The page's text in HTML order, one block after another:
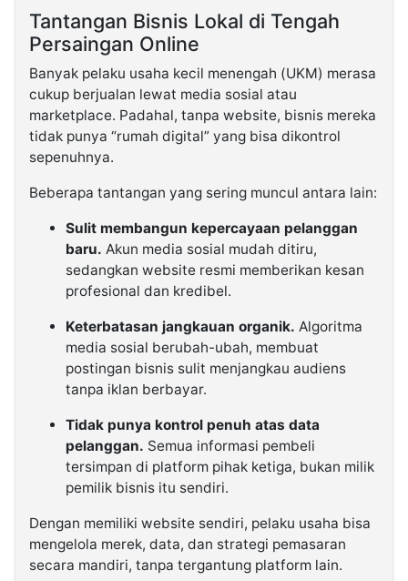
Tantangan Bisnis Lokal di Tengah
Persaingan Online
Banyak pelaku usaha kecil menengah (UKM) merasa
cukup berjualan lewat media sosial atau
marketplace. Padahal, tanpa website, bisnis mereka
tidak punya “rumah digital” yang bisa dikontrol
sepenuhnya.
Beberapa tantangan yang sering muncul antara lain:
Sulit membangun kepercayaan pelanggan
baru. Akun media sosial mudah ditiru,
sedangkan website resmi memberikan kesan
profesional dan kredibel.
Keterbatasan jangkauan organik. Algoritma
media sosial berubah-ubah, membuat
postingan bisnis sulit menjangkau audiens
tanpa iklan berbayar.
Tidak punya kontrol penuh atas data
pelanggan. Semua informasi pembeli
tersimpan di platform pihak ketiga, bukan milik
pemilik bisnis itu sendiri.
Dengan memiliki website sendiri, pelaku usaha bisa
mengelola merek, data, dan strategi pemasaran
secara mandiri, tanpa tergantung platform lain.